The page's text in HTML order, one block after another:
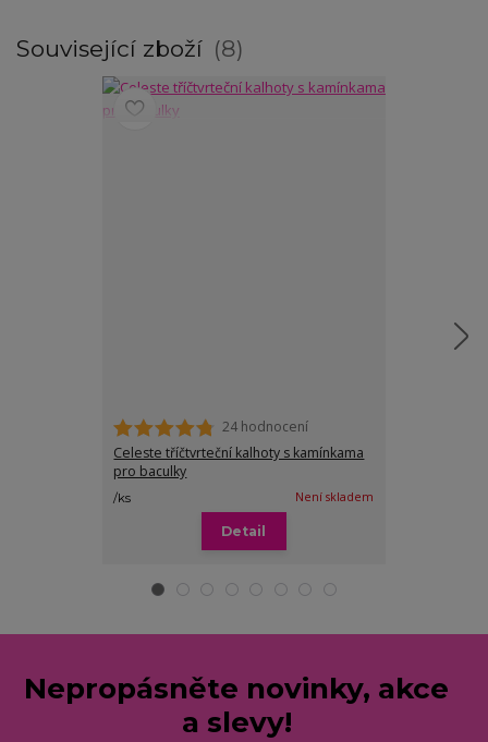
Související zboží 8
24 hodnocení
Celeste tříčtvrteční kalhoty s kamínkama
pro baculky
/ks Není skladem
Detail
Nepropásněte novinky, akce
a slevy!